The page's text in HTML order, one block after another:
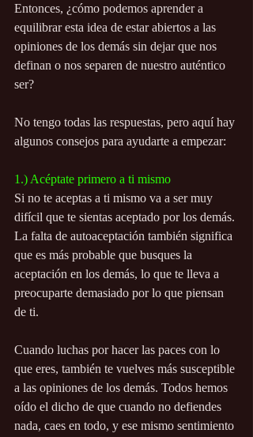
Entonces, ¿cómo podemos aprender a
equilibrar esta idea de estar abiertos a las
opiniones de los demás sin dejar que nos
definan o nos separen de nuestro auténtico
ser?
No tengo todas las respuestas, pero aquí hay
algunos consejos para ayudarte a empezar:
1.) Acéptate primero a ti mismo
Si no te aceptas a ti mismo va a ser muy
difícil que te sientas aceptado por los demás.
La falta de autoaceptación también significa
que es más probable que busques la
aceptación en los demás, lo que te lleva a
preocuparte demasiado por lo que piensan
de ti.
Cuando luchas por hacer las paces con lo
que eres, también te vuelves más susceptible
a las opiniones de los demás. Todos hemos
oído el dicho de que cuando no defiendes
nada, caes en todo, y ese mismo sentimiento